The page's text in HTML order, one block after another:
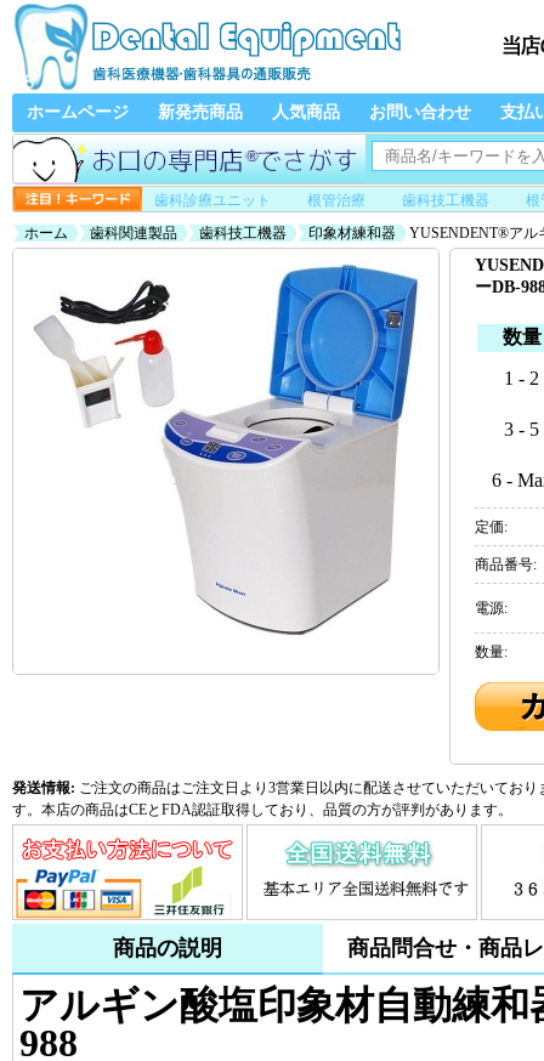
ホームページ 新発売商品 人気商品 お問い合わせ 支払
歯科診療ユニット 根管治療 歯科技工機器
根
ホーム
歯科関連製品 歯科技工機器 印象材練和器 YUSENDENT®アル
ーDB-
数量
1 - 2
3 - 5
6 -
定価:
商品番号:
電源:
数量:
発送情報: ご注文の商品はご注文日より3営業日以内に配送させていただいてお
す。本店の商品はCEとFDA認証取得しており、品質の方が評判があります。
商品の説明 商品問合せ・商品
アルギン酸塩印象材自動練
988